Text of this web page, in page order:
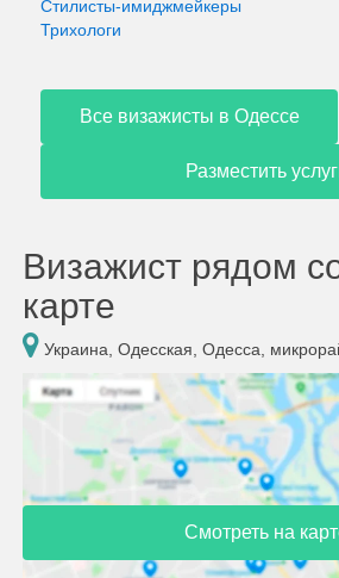
Стилисты-имиджмейкеры
Трихологи
Все визажисты в Одессе
Разместить
Визажист рядом
карте
Украина, Одесская, Одесса,
Смотреть на